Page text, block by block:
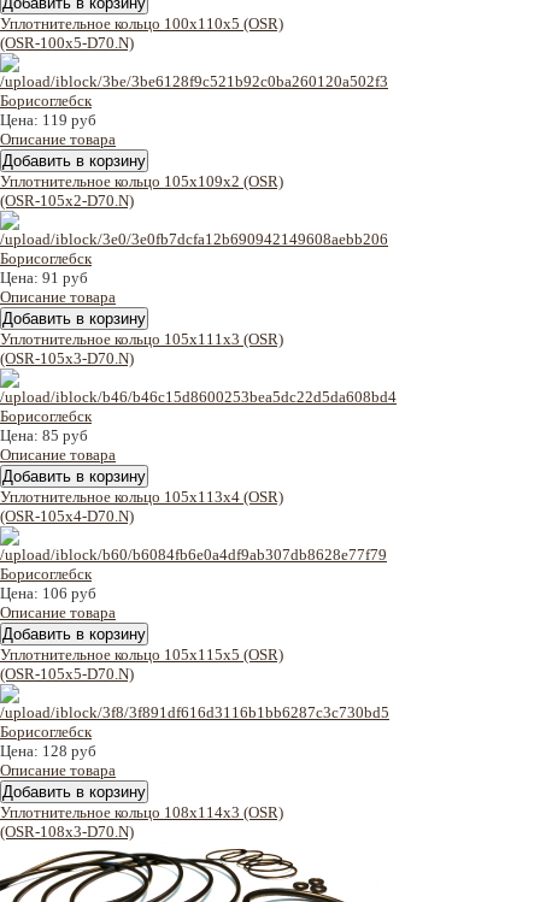
Уплотнительное кольцо 100x110x5 (OSR)
(OSR-100x5-D70.N)
Цена: 119 руб
Описание товара
Уплотнительное кольцо 105x109x2 (OSR)
(OSR-105x2-D70.N)
Цена: 91 руб
Описание товара
Уплотнительное кольцо 105x111x3 (OSR)
(OSR-105x3-D70.N)
Цена: 85 руб
Описание товара
Уплотнительное кольцо 105x113x4 (OSR)
(OSR-105x4-D70.N)
Цена: 106 руб
Описание товара
Уплотнительное кольцо 105x115x5 (OSR)
(OSR-105x5-D70.N)
Цена: 128 руб
Описание товара
Уплотнительное кольцо 108x114x3 (OSR)
(OSR-108x3-D70.N)